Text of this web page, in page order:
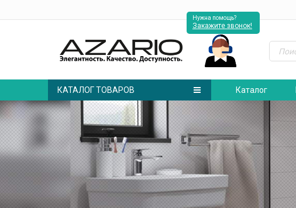
Нужна помощь?
Закажите звонок!
КАТАЛОГ ТОВАРОВ Каталог